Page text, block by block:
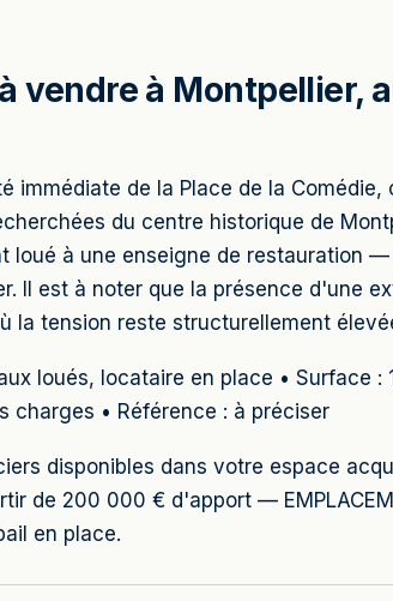
vendre à Montpellier,
immédiate de la Place de la
du centre historique de
loué à une enseigne de restauration
Il est à noter que la présence d'une
la tension reste structurellement
loués, locataire en place • Surface
charges • Référence : à préciser
disponibles dans votre espace
de 200 000 € d'apport —
en place.